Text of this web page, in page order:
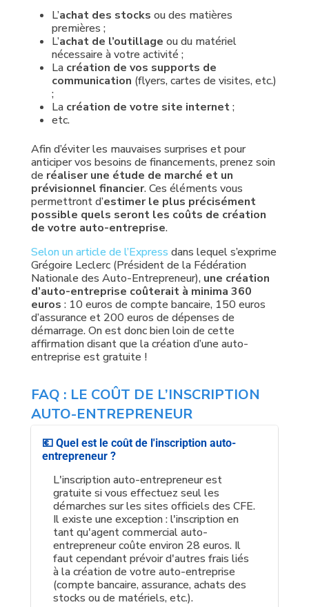
L’achat des stocks ou des matières
premières ;
L’achat de l’outillage ou du matériel
nécessaire à votre activité ;
La création de vos supports de
communication (flyers, cartes de visites, etc.)
;
La création de votre site internet;
etc.
Afin d’éviter les mauvaises surprises et pour
anticiper vos besoins de financements, prenez soin
de réaliser une étude de marché et un
prévisionnel financier. Ces éléments vous
permettront d’estimer le plus précisément
possible quels seront les coûts de création
de votre auto-entreprise.
Selon un article de l’Express dans lequel s’exprime
Grégoire Leclerc (Président de la Fédération
Nationale des Auto-Entrepreneur), une création
d’auto-entreprise coûterait à minima 360
euros : 10 euros de compte bancaire, 150 euros
d’assurance et 200 euros de dépenses de
démarrage. On est donc bien loin de cette
affirmation disant que la création d’une auto-
entreprise est gratuite !
FAQ : LE COÛT DE L’INSCRIPTION
AUTO-ENTREPRENEUR
💶 Quel est le coût de l'inscription auto-
entrepreneur ?
L'inscription auto-entrepreneur est
gratuite si vous effectuez seul les
démarches sur les sites officiels des CFE.
Il existe une exception : l'inscription en
tant qu'agent commercial auto-
entrepreneur coûte environ 28 euros. Il
faut cependant prévoir d'autres frais liés
à la création de votre auto-entreprise
(compte bancaire, assurance, achats des
stocks ou de matériels, etc.).